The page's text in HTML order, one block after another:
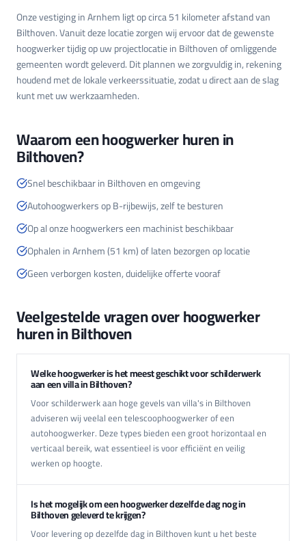
Onze vestiging in Arnhem ligt op circa 51 kilometer afstand van
Bilthoven. Vanuit deze locatie zorgen wij ervoor dat de gewenste
hoogwerker tijdig op uw projectlocatie in Bilthoven of omliggende
gemeenten wordt geleverd. Dit plannen we zorgvuldig in, rekening
houdend met de lokale verkeerssituatie, zodat u direct aan de slag
kunt met uw werkzaamheden.
Waarom een hoogwerker huren in
Bilthoven?
Snel beschikbaar in Bilthoven en omgeving
Autohoogwerkers op B-rijbewijs, zelf te besturen
Op al onze hoogwerkers een machinist beschikbaar
Ophalen in Arnhem (51 km) of laten bezorgen op locatie
Geen verborgen kosten, duidelijke offerte vooraf
Veelgestelde vragen over hoogwerker
huren in Bilthoven
Welke hoogwerker is het meest geschikt voor schilderwerk
aan een villa in Bilthoven?
Voor schilderwerk aan hoge gevels van villa's in Bilthoven
adviseren wij veelal een telescoophoogwerker of een
autohoogwerker. Deze types bieden een groot horizontaal en
verticaal bereik, wat essentieel is voor efficiënt en veilig
werken op hoogte.
Is het mogelijk om een hoogwerker dezelfde dag nog in
Bilthoven geleverd te krijgen?
Voor levering op dezelfde dag in Bilthoven kunt u het beste